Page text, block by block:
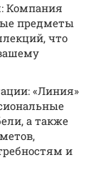
Компания
предметы
что
«Линия»
а также
и